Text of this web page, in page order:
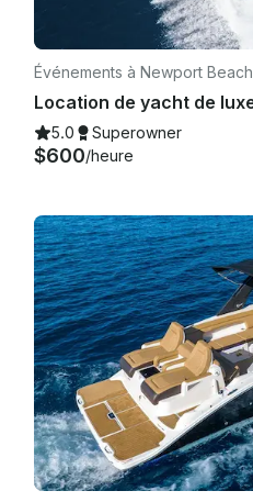
Événements à Newport Beach
5.0 Superowner
$600/heure